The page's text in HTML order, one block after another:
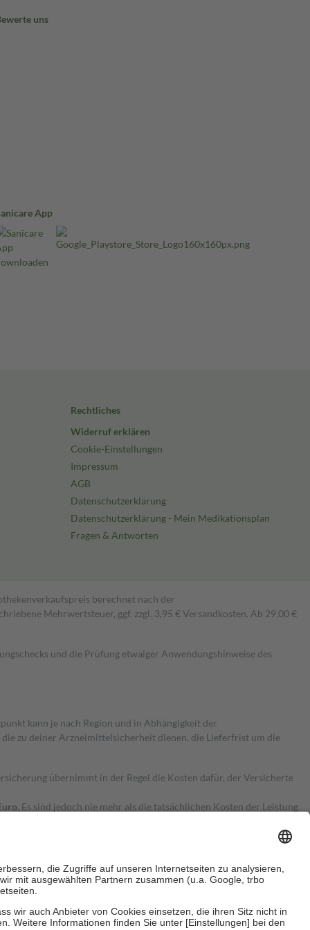
uns
App
Rechtliches
Widerruf erklären
Cookie-Einstellungen
Impressum
AGB
Datenschutzerklärung
Datenschutzerklärung - Mein Medikationsplan
Fragen & Antworten
berechnet nach der
Mehrwertsteuer, ggf. zzgl. 3,95 € Versandkosten. Ab 29,00 €
und die Prüfung etwaiger Anwendungshinweise des
kann je nach Region und in Abhängigkeit der
zu deiner Arzneimittelsicherheit dienen, die Lieferfrist um die
übernimmt in der Regel die Kosten dafür, der Versicherte
Es sind jedoch nie mehr als die tatsächlichen Kosten der Leistung
Zuzahlungen an bei: